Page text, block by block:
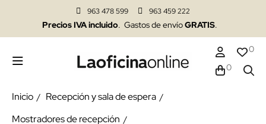
963 478 599 963 459 222
Precios IVA incluido. Gastos de envíoGRATIS.
0
0
Inicio
Recepción y sala de espera
Mostradores de recepción